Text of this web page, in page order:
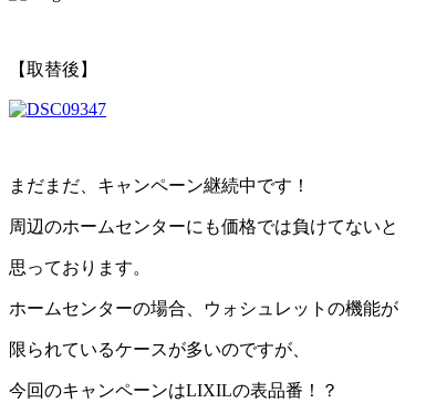
【取替後】
まだまだ、キャンペーン継続中です！
周辺のホームセンターにも価格では負けてないと
思っております。
ホームセンターの場合、ウォシュレットの機能が
限られているケースが多いのですが、
今回のキャンペーンはLIXILの表品番！？